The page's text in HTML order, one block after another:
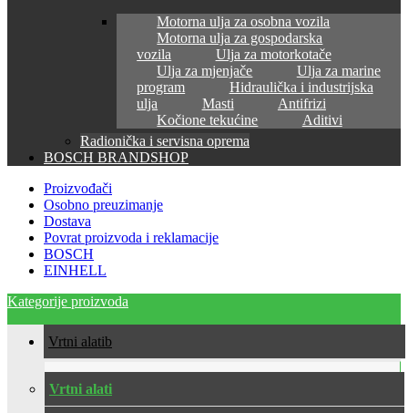
Motorna ulja za osobna vozila
Motorna ulja za gospodarska
vozila
Ulja za motorkotače
Ulja za mjenjače
Ulja za marine
program
Hidraulička i industrijska
ulja
Masti
Antifrizi
Kočione tekućine
Aditivi
Radionička i servisna oprema
BOSCH BRANDSHOP
Proizvođači
Osobno preuzimanje
Dostava
Povrat proizvoda i reklamacije
BOSCH
EINHELL
Kategorije proizvoda
Vrtni alati
Vrtni alati